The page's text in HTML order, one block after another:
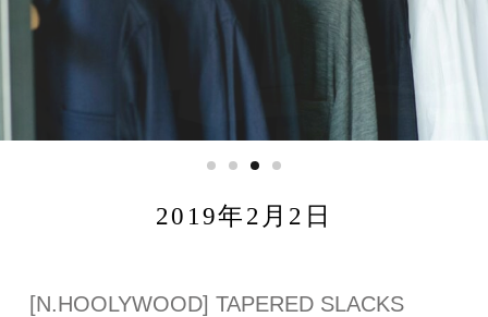
2019年2月2日
[N.HOOLYWOOD] TAPERED SLACKS